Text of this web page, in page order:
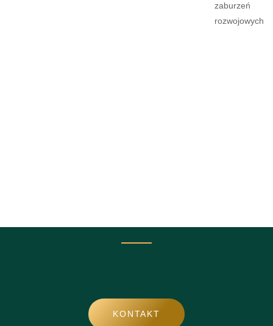
zaburzeń
rozwojowych
KONTAKT